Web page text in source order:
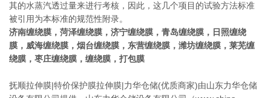
其的水蒸汽透过量来进行考核，因此，这几个项目的试验方法标准
被引用为本标准的规范性附录。
济南缠绕膜，菏泽缠绕膜，济宁缠绕膜，青岛缠绕膜，日照缠绕
膜，威海缠绕膜，烟台缠绕膜，东营缠绕膜，潍坊缠绕膜，莱芜缠
绕膜，枣庄缠绕膜，缠绕膜，打包膜
抚顺拉伸膜|特价保护膜拉伸膜|力华仓储(优质商家)由山东力华仓储